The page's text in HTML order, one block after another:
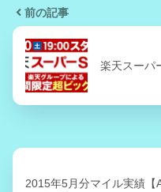
前の記事
楽天スーパ
2015年5月分マイル実績【